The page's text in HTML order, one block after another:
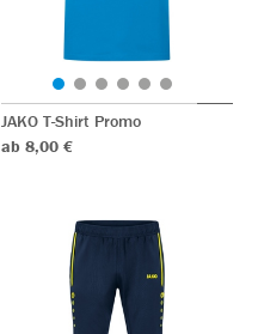
JAKO T-Shirt Promo
ab 8,00 €